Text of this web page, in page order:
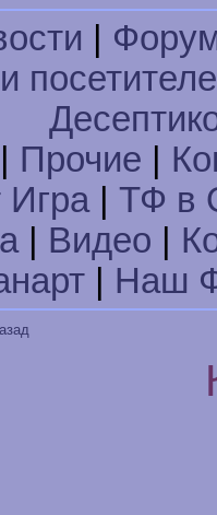
Прочие
Игра| ТФ в
| Видео
Наш